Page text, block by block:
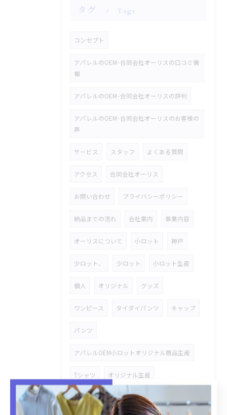
タグ Tags
コンセプト
アパレルのOEM･合同会社オーリスの口コミ情
報
アパレルのOEM･合同会社オーリスの評判
アパレルのOEM･合同会社オーリスのお客様の
声
サービス スタッフ よくある質問
アクセス 合同会社オーリス
お問い合わせ プライバシーポリシー
納品までの流れ 会社案内 事業内容
オーリスについて 小ロット 神戸
少ロット、 少ロット 小ロット生産
個人 オリジナル グッズ
ワンピース タイダイパンツ キャップ
パンツ
アパレルOEM小ロットオリジナル商品生産
Tシャツ オリジナル生産
ブラウス。少ない生産数量。オリジナル、